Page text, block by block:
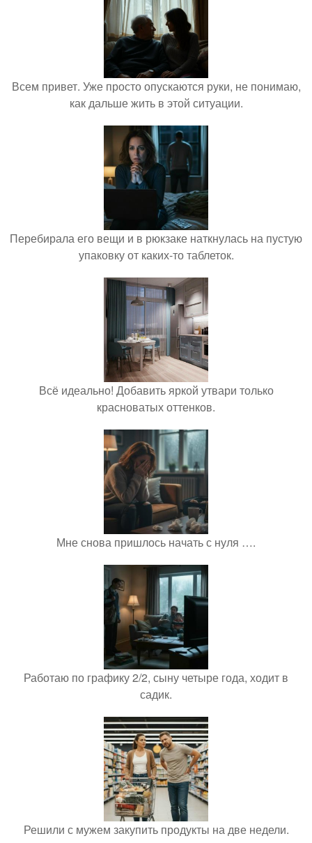
Всем привет. Уже просто опускаются руки, не понимаю,
как дальше жить в этой ситуации.
Перебирала его вещи и в рюкзаке наткнулась на пустую
упаковку от каких-то таблеток.
Всё идеально! Добавить яркой утвари только
красноватых оттенков.
Мне снова пришлось начать с нуля ….
Работаю по графику 2/2, сыну четыре года, ходит в
садик.
Решили с мужем закупить продукты на две недели.